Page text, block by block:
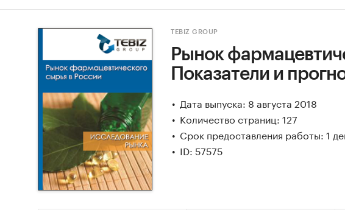
TEBIZ GROUP
Рынок
Показатели и
Дата выпуска: 8 августа 2018
Количество страниц: 127
Срок предоставления работы: 1
ID: 57575